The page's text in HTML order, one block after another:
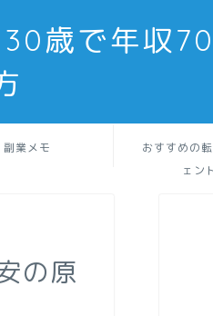
歳で年収
副業メモ
おすすめの
ェン
の原